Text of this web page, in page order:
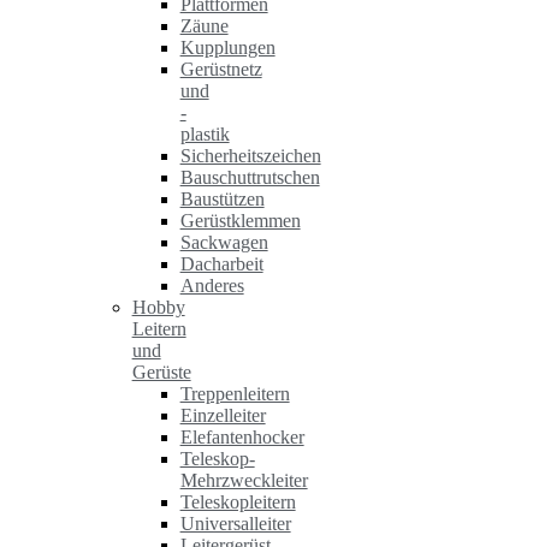
Plattformen
Zäune
Kupplungen
Gerüstnetz
und
-
plastik
Sicherheitszeichen
Bauschuttrutschen
Baustützen
Gerüstklemmen
Sackwagen
Dacharbeit
Anderes
Hobby
Leitern
und
Gerüste
Treppenleitern
Einzelleiter
Elefantenhocker
Teleskop-
Mehrzweckleiter
Teleskopleitern
Universalleiter